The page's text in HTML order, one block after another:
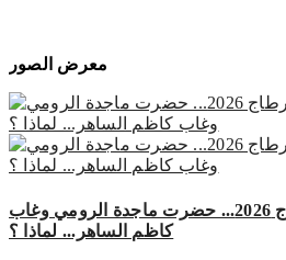
معرض الصور
مهرجان قرطاج 2026... حضرت ماجدة الرومي وغاب
كاظم الساهر... لماذا ؟